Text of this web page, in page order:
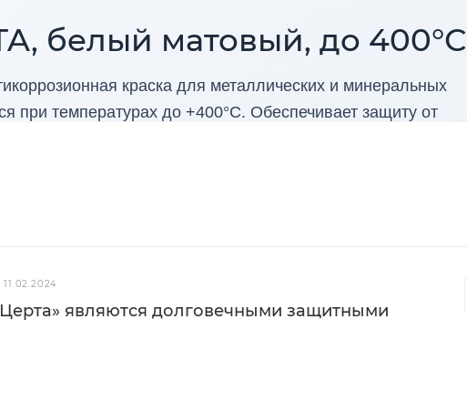
белый матовый, до 400°С
краска для металлических и минеральных
при температурах до +400°С. Обеспечивает защиту от
11.02.2024
являются долговечными защитными